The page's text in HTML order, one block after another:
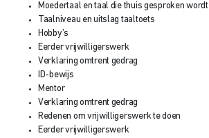
Moedertaal en taal die thuis gesproken wordt
Taalniveau en uitslag taaltoets
Hobby’s
Eerder vrijwilligerswerk
Verklaring omtrent gedrag
ID-bewijs
Mentor
Verklaring omtrent gedrag
Redenen om vrijwilligerswerk te doen
Eerder vrijwilligerswerk